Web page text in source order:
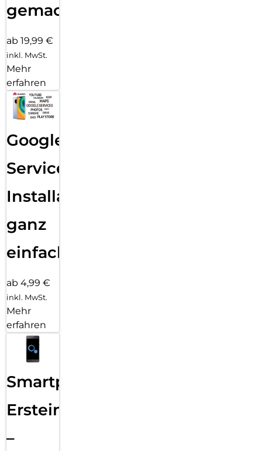
gemacht!
ab 19,99 €
inkl. MwSt.
Mehr
erfahren
Google
Services
Installation
ganz
einfach
ab 4,99 €
inkl. MwSt.
Mehr
erfahren
Smartphone
Ersteinrichtung
–